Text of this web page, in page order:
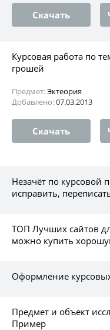
Скачать
Курсовая работа по
грошей
Предмет:Эктеория
Добавлено:07.03.2013
Скачать
Незачёт по курсовой
исправить,
ТОП Лучших сайтов
можно купить
Оформление
Предмет и объект
Пример